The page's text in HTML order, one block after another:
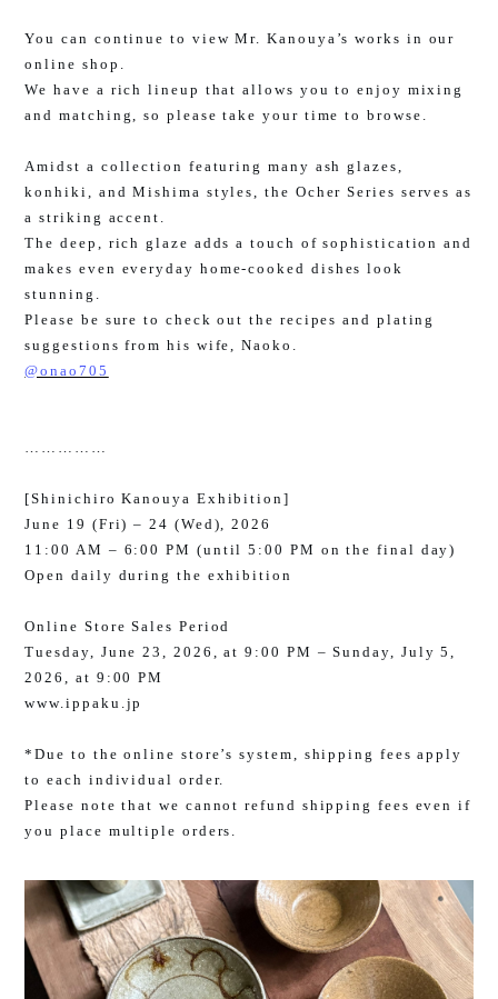
You can continue to view Mr. Kanouya’s works in our
online shop.
We have a rich lineup that allows you to enjoy mixing
and matching, so please take your time to browse.
Amidst a collection featuring many ash glazes,
konhiki, and Mishima styles, the Ocher Series serves as
a striking accent.
The deep, rich glaze adds a touch of sophistication and
makes even everyday home-cooked dishes look
stunning.
Please be sure to check out the recipes and plating
suggestions from his wife, Naoko.
@onao705
……………
[Shinichiro Kanouya Exhibition]
June 19 (Fri) – 24 (Wed), 2026
11:00 AM – 6:00 PM (until 5:00 PM on the final day)
Open daily during the exhibition
Online Store Sales Period
Tuesday, June 23, 2026, at 9:00 PM – Sunday, July 5,
2026, at 9:00 PM
www.ippaku.jp
*Due to the online store’s system, shipping fees apply
to each individual order.
Please note that we cannot refund shipping fees even if
you place multiple orders.